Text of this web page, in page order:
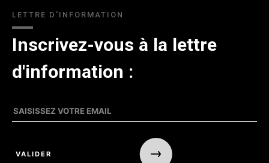
LETTRE D'INFORMATION
Inscrivez-vous à la lettre
d'information :